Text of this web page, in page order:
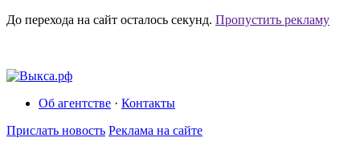
До перехода на сайт осталось секунд. Пропустить рекламу
Об агентстве · Контакты
Прислать новость Реклама на сайте